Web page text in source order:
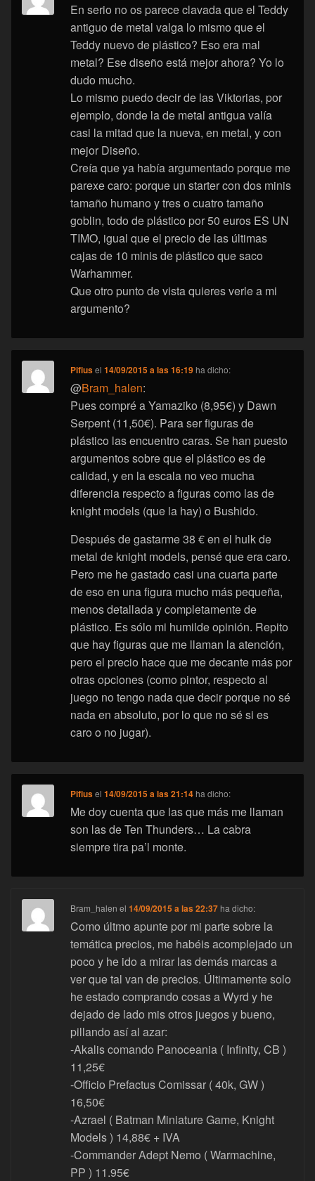
En serio no os parece clavada que el Teddy
antiguo de metal valga lo mismo que el
Teddy nuevo de plástico? Eso era mal
metal? Ese diseño está mejor ahora? Yo lo
dudo mucho.
Lo mismo puedo decir de las Viktorias, por
ejemplo, donde la de metal antigua valía
casi la mitad que la nueva, en metal, y con
mejor Diseño.
Creía que ya había argumentado porque me
parexe caro: porque un starter con dos minis
tamaño humano y tres o cuatro tamaño
goblin, todo de plástico por 50 euros ES UN
TIMO, igual que el precio de las últimas
cajas de 10 minis de plástico que saco
Warhammer.
Que otro punto de vista quieres verle a mi
argumento?
Pifiusel14/09/2015 a las 16:19 ha dicho:
@Bram_halen:
Pues compré a Yamaziko (8,95€) y Dawn
Serpent (11,50€). Para ser figuras de
plástico las encuentro caras. Se han puesto
argumentos sobre que el plástico es de
calidad, y en la escala no veo mucha
diferencia respecto a figuras como las de
knight models (que la hay) o Bushido.
Después de gastarme 38 € en el hulk de
metal de knight models, pensé que era caro.
Pero me he gastado casi una cuarta parte
de eso en una figura mucho más pequeña,
menos detallada y completamente de
plástico. Es sólo mi humilde opinión. Repito
que hay figuras que me llaman la atención,
pero el precio hace que me decante más por
otras opciones (como pintor, respecto al
juego no tengo nada que decir porque no sé
nada en absoluto, por lo que no sé si es
caro o no jugar).
Pifiusel14/09/2015 a las 21:14 ha dicho:
Me doy cuenta que las que más me llaman
son las de Ten Thunders… La cabra
siempre tira pa’l monte.
Bram_halen el14/09/2015 a las 22:37 ha dicho:
Como últmo apunte por mi parte sobre la
temática precios, me habéis acomplejado un
poco y he ido a mirar las demás marcas a
ver que tal van de precios. Últimamente solo
he estado comprando cosas a Wyrd y he
dejado de lado mis otros juegos y bueno,
pillando así al azar:
-Akalis comando Panoceania ( Infinity, CB )
11,25€
-Officio Prefactus Comissar ( 40k, GW )
16,50€
-Azrael ( Batman Miniature Game, Knight
Models ) 14,88€ + IVA
-Commander Adept Nemo ( Warmachine,
PP ) 11.95€